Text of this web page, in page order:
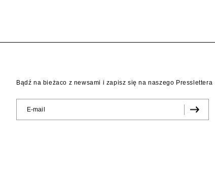
Bądź na bieżaco z newsami i zapisz się na naszego Presslettera